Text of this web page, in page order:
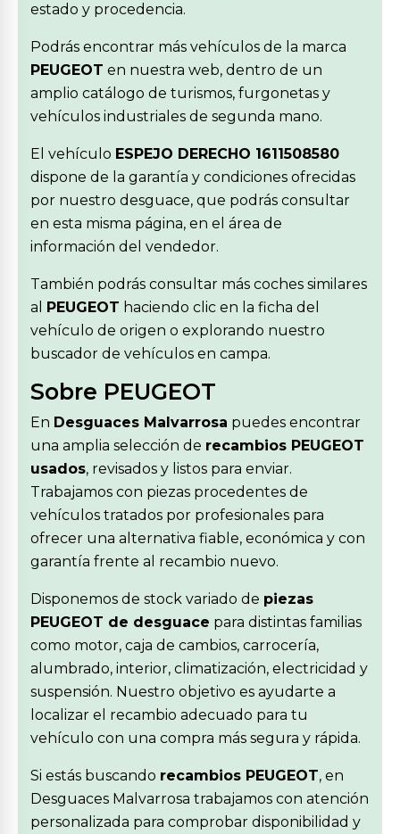
estado y procedencia.
Podrás encontrar más vehículos de la marca
PEUGEOT en nuestra web, dentro de un
amplio catálogo de turismos, furgonetas y
vehículos industriales de segunda mano.
El vehículo ESPEJO DERECHO 1611508580
dispone de la garantía y condiciones ofrecidas
por nuestro desguace, que podrás consultar
en esta misma página, en el área de
información del vendedor.
También podrás consultar más coches similares
al PEUGEOT haciendo clic en la ficha del
vehículo de origen o explorando nuestro
buscador de vehículos en campa.
Sobre PEUGEOT
En Desguaces Malvarrosa puedes encontrar
una amplia selección de recambios PEUGEOT
usados, revisados y listos para enviar.
Trabajamos con piezas procedentes de
vehículos tratados por profesionales para
ofrecer una alternativa fiable, económica y con
garantía frente al recambio nuevo.
Disponemos de stock variado de piezas
PEUGEOT de desguace para distintas familias
como motor, caja de cambios, carrocería,
alumbrado, interior, climatización, electricidad y
suspensión. Nuestro objetivo es ayudarte a
localizar el recambio adecuado para tu
vehículo con una compra más segura y rápida.
Si estás buscando recambios PEUGEOT, en
Desguaces Malvarrosa trabajamos con atención
personalizada para comprobar disponibilidad y